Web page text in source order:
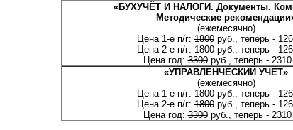
«БУХУЧЁТ И НАЛОГИ. Документы.
Методические
(ежемесячно)
Цена 1-е п/г:1800руб., теперь -
Цена 2-е п/г:1800руб., теперь -
Цена год:3300руб., теперь - 2310
«УПРАВЛЕНЧЕСКИЙ УЧЁТ»
(ежемесячно)
Цена 1-е п/г:1800руб., теперь -
Цена 2-е п/г:1800руб., теперь -
Цена год:3300руб., теперь - 2310